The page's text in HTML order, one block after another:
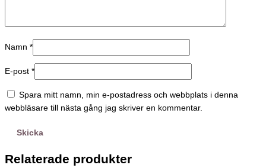
Namn *
E-post *
Spara mitt namn, min e-postadress och webbplats i denna
webbläsare till nästa gång jag skriver en kommentar.
Relaterade produkter